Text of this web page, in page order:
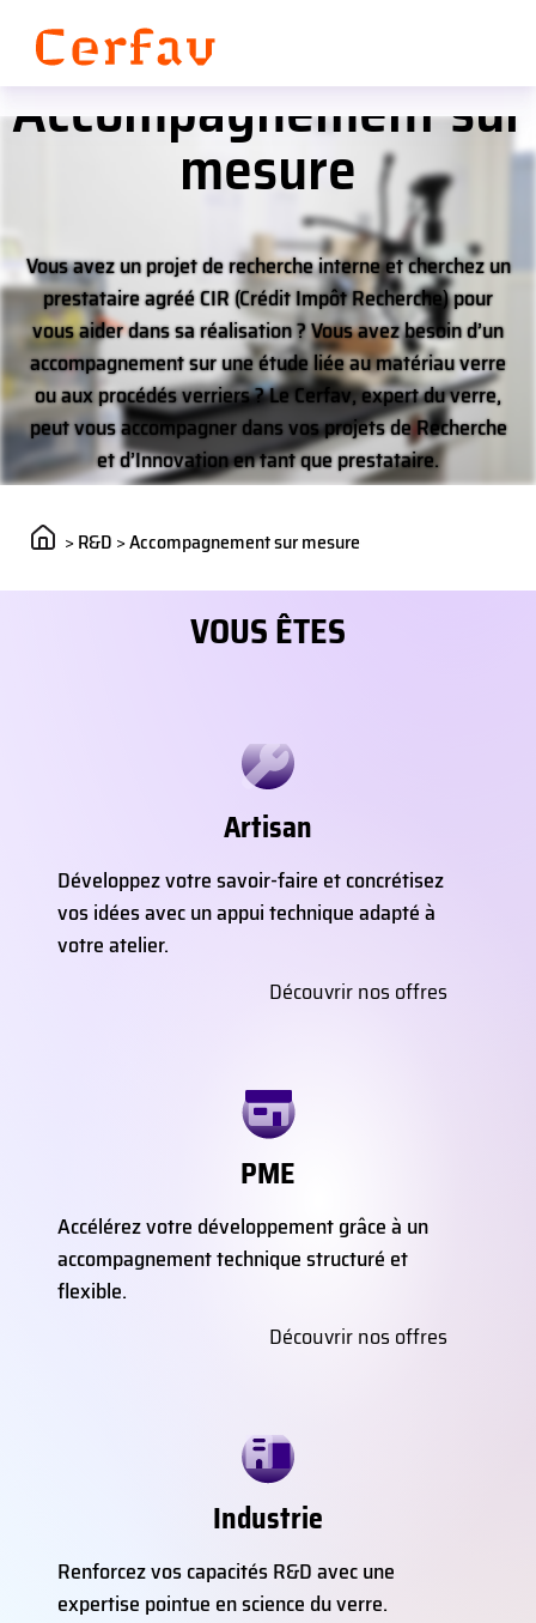
Accompagnement sur
mesure
Vous avez un projet de recherche interne et cherchez un
prestataire agréé CIR (Crédit Impôt Recherche) pour
vous aider dans sa réalisation ? Vous avez besoin d’un
accompagnement sur une étude liée au matériau verre
ou aux procédés verriers ? Le Cerfav, expert du verre,
peut vous accompagner dans vos projets de Recherche
et d’Innovation en tant que prestataire.
>R&D >Accompagnement sur mesure
VOUS ÊTES
Artisan
Développez votre savoir-faire et concrétisez
vos idées avec un appui technique adapté à
votre atelier.
Découvrir nos offres
PME
Accélérez votre développement grâce à un
accompagnement technique structuré et
flexible.
Découvrir nos offres
Industrie
Renforcez vos capacités R&D avec une
expertise pointue en science du verre.